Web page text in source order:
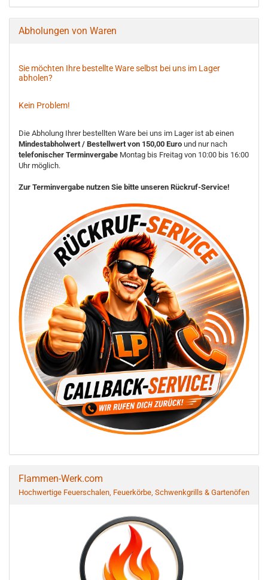
Abholungen von Waren
Sie möchten Ihre bestellte Ware selbst bei uns im Lager
abholen?
Kein Problem!
Die Abholung Ihrer bestellten Ware bei uns im Lager ist ab einen
Mindestabholwert / Bestellwert von 150,00 Euro und nur nach
telefonischer Terminvergabe Montag bis Freitag von 10:00 bis 16:00
Uhr möglich.
Zur Terminvergabe nutzen Sie bitte unseren Rückruf-Service!
Flammen-Werk.com
Hochwertige Feuerschalen, Feuerkörbe, Schwenkgrills & Gartenöfen